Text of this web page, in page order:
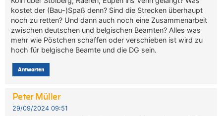
kostet der (Bau-)Spaß denn? Sind die Strecken überhaupt
noch zu retten? Und dann auch noch eine Zusammenarbeit
zwischen deutschen und belgischen Beamten? Alles was
mehr wie Pöstchen schaffen oder verschieben ist wird zu
hoch für belgische Beamte und die DG sein.
Antworten
Peter Müller
29/09/2024 09:51